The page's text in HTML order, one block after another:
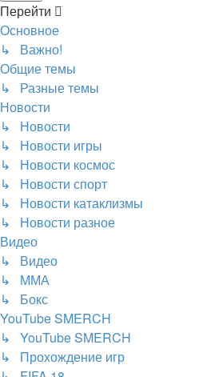
Перейти
Основное
↳ Важно!
Общие темы
↳ Разные темы
Новости
↳ Новости
↳ Новости игры
↳ Новости космос
↳ Новости спорт
↳ Новости катаклизмы
↳ Новости разное
Видео
↳ Видео
↳ ММА
↳ Бокс
YouTube SMERCH
↳ YouTube SMERCH
↳ Прохождение игр